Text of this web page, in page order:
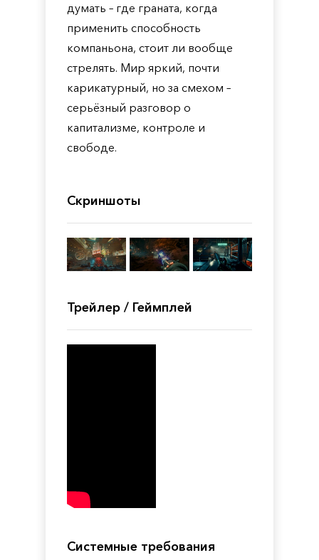
думать – где граната, когда
применить способность
компаньона, стоит ли вообще
стрелять. Мир яркий, почти
карикатурный, но за смехом –
серьёзный разговор о
капитализме, контроле и
свободе.
Скриншоты
Трейлер / Геймплей
Системные требования